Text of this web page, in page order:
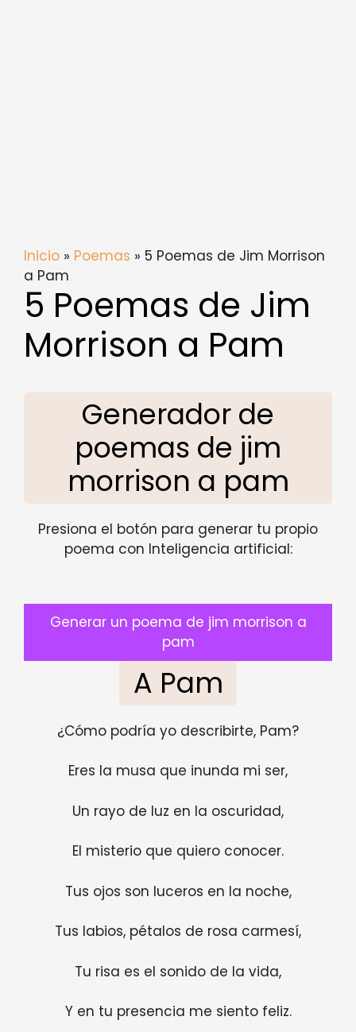
Inicio » Poemas » 5 Poemas de Jim Morrison
a Pam
5 Poemas de Jim
Morrison a Pam
Generador de
poemas de jim
morrison a pam
Presiona el botón para generar tu propio
poema con Inteligencia artificial:
Generar un poema de jim morrison a
pam
A Pam
¿Cómo podría yo describirte, Pam?
Eres la musa que inunda mi ser,
Un rayo de luz en la oscuridad,
El misterio que quiero conocer.
Tus ojos son luceros en la noche,
Tus labios, pétalos de rosa carmesí,
Tu risa es el sonido de la vida,
Y en tu presencia me siento feliz.